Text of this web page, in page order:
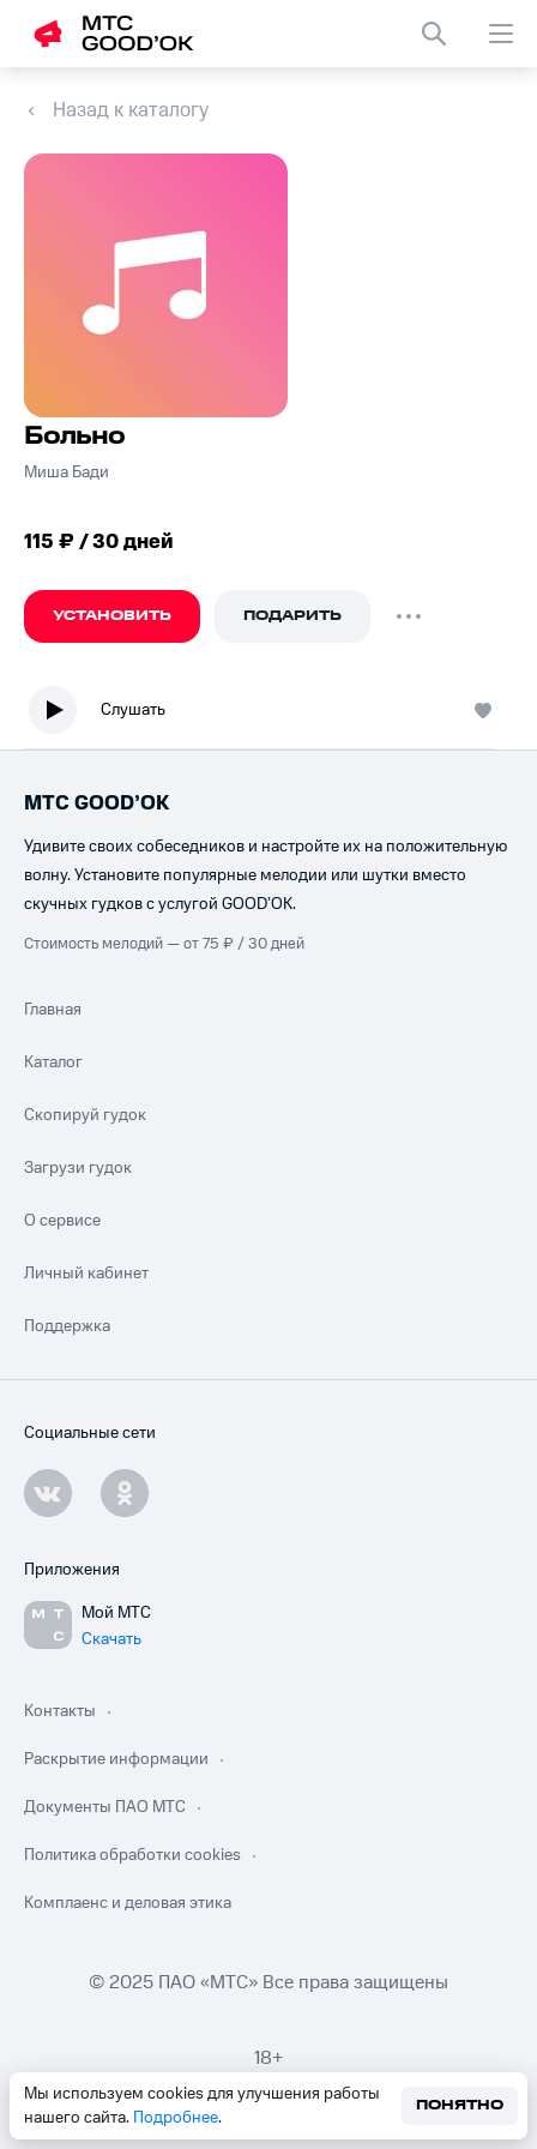
Назад к каталогу
Больно
Миша Бади
115 ₽ / 30 дней
УСТАНОВИТЬ ПОДАРИТЬ
Слушать
Мы используем cookies для улучшения работы
нашего сайта. Подробнее.
ПОНЯТНО
МТС GOOD’OK
Удивите своих собеседников и настройте их на положительную
волну. Установите популярные мелодии или шутки вместо
скучных гудков с услугой GOOD’OK.
Стоимость мелодий — от 75 ₽ / 30 дней
Главная
Каталог
Скопируй гудок
Загрузи гудок
О сервисе
Личный кабинет
Поддержка
Социальные сети
Приложения
Мой МТС
Скачать
Контакты
Раскрытие информации
Документы ПАО МТС
Политика обработки cookies
Комплаенс и деловая этика
© 2025 ПАО «МТС» Все права защищены
18+